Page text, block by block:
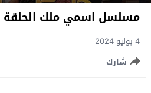
مسلسل اسمي ملك الحلقة 59 مترجم
4 يوليو 2024
شارك